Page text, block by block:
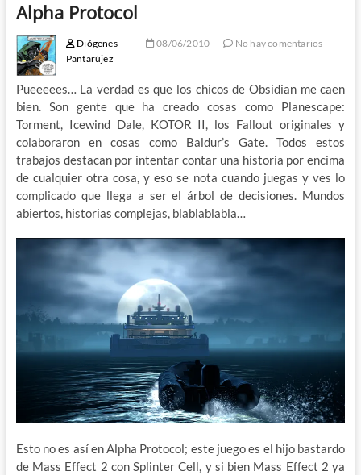
Alpha Protocol
Diógenes
Pantarújez
08/06/2010 No hay comentarios
Pueeeees… La verdad es que los chicos de Obsidian me caen
bien. Son gente que ha creado cosas como Planescape:
Torment, Icewind Dale, KOTOR II, los Fallout originales y
colaboraron en cosas como Baldur’s Gate. Todos estos
trabajos destacan por intentar contar una historia por encima
de cualquier otra cosa, y eso se nota cuando juegas y ves lo
complicado que llega a ser el árbol de decisiones. Mundos
abiertos, historias complejas, blablablabla…
Esto no es así en Alpha Protocol; este juego es el hijo bastardo
de Mass Effect 2 con Splinter Cell, y si bien Mass Effect 2 ya